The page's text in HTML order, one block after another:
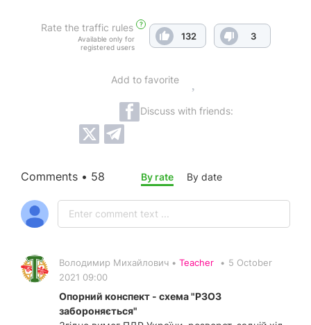
Rate the traffic rules ?
Available only for
registered users
132 3
Add to favorite
Discuss with friends:
Comments • 58 By rate By date
Володимир Михайлович • Teacher • 5 October
2021 09:00
Опорний конспект - схема "РЗОЗ
забороняється"